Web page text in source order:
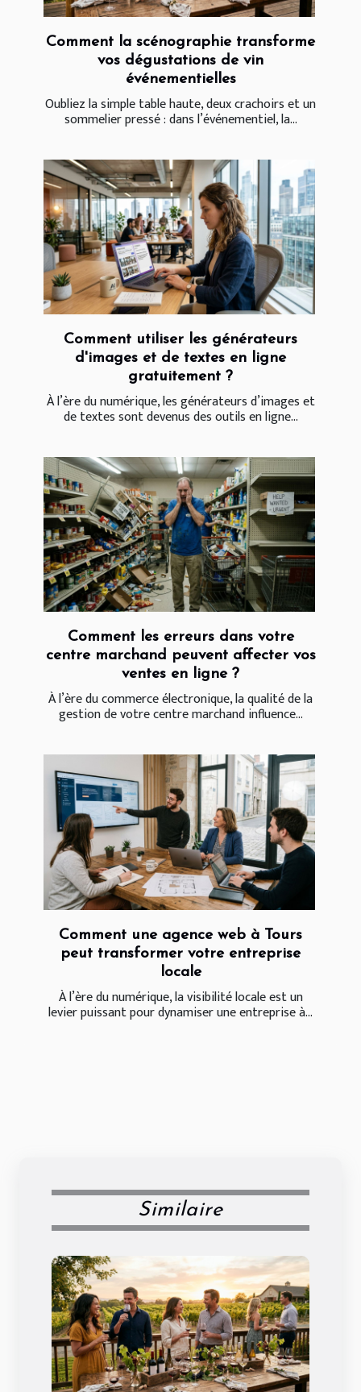
Comment la scénographie transforme
vos dégustations de vin
événementielles
Oubliez la simple table haute, deux crachoirs et un
sommelier pressé : dans l’événementiel, la...
Comment utiliser les générateurs
d'images et de textes en ligne
gratuitement ?
À l’ère du numérique, les générateurs d’images et
de textes sont devenus des outils en ligne...
Comment les erreurs dans votre
centre marchand peuvent affecter vos
ventes en ligne ?
À l’ère du commerce électronique, la qualité de la
gestion de votre centre marchand influence...
Comment une agence web à Tours
peut transformer votre entreprise
locale
À l’ère du numérique, la visibilité locale est un
levier puissant pour dynamiser une entreprise à...
Similaire